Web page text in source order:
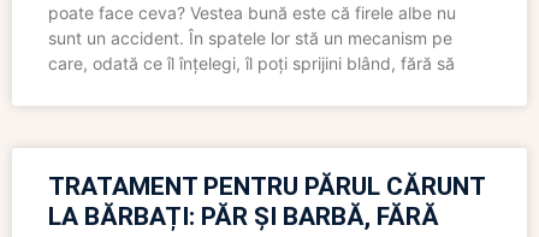
poate face ceva? Vestea bună este că firele albe nu
sunt un accident. În spatele lor stă un mecanism pe
care, odată ce îl înțelegi, îl poți sprijini blând, fără să
TRATAMENT PENTRU PĂRUL CĂRUNT
LA BĂRBAȚI: PĂR ȘI BARBĂ, FĂRĂ